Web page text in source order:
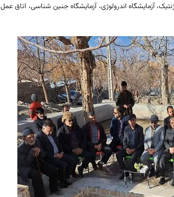
آزمایشگاه اندرولوژی، آزمایشگاه جنین شناسی، اتاق عمل